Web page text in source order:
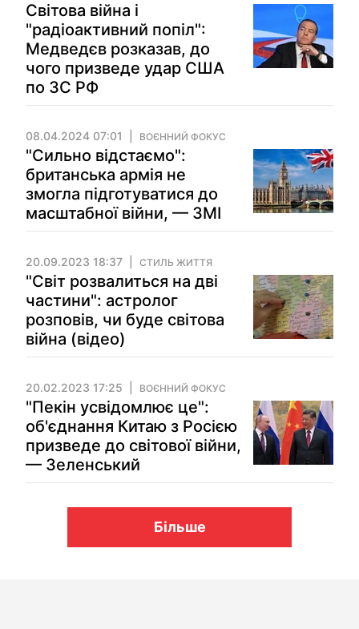
Світова війна і
"радіоактивний попіл":
Медведєв розказав, до
чого призведе удар США
по ЗС РФ
08.04.2024 07:01 ВОЄННИЙ ФОКУС
"Сильно відстаємо":
британська армія не
змогла підготуватися до
масштабної війни, — ЗМІ
20.09.2023 18:37 СТИЛЬ ЖИТТЯ
"Світ розвалиться на дві
частини": астролог
розповів, чи буде світова
війна (відео)
20.02.2023 17:25 ВОЄННИЙ ФОКУС
"Пекін усвідомлює це":
об'єднання Китаю з Росією
призведе до світової війни,
— Зеленський
Більше